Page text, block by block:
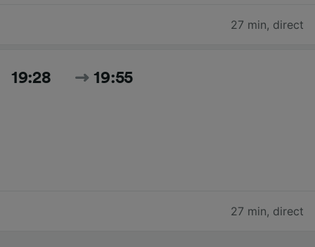
27 min, direct
19:28 19:55
27 min, direct